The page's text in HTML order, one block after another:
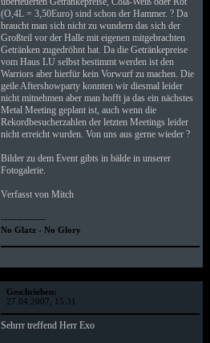
(O,4L = 3,50Euro) sind schon der Hammer. ? Da
braucht man sich nicht zu wundern das sich der
Großteil vor der Halle mit eigenen mitgebrachten
Getränken zugedröhnt hat. Da die Getränkepreise
vom Haus LU selbst bestimmt werden ist den
Warriors aber hierfür kein Vorwurf zu machen. Die
geile Aftershowparty konnten wir diesmal leider
nicht mitnehmen aber man hofft ja das ein nächstes
Metal Meeting geplant ist, auch wenn die
Rekordbesucherzahlen der letzten Meetings leider
nicht erreicht wurden. Von uns aus gerne wieder ?
Bilder zu dem Event gibts in bälde in unserer
Fotogalerie.
Verfasst von Mitch
--------------
No Glatz - No Glory
Geschrieben:
27.04.2007, 15:31
Sehrrr treffend Herr Exo